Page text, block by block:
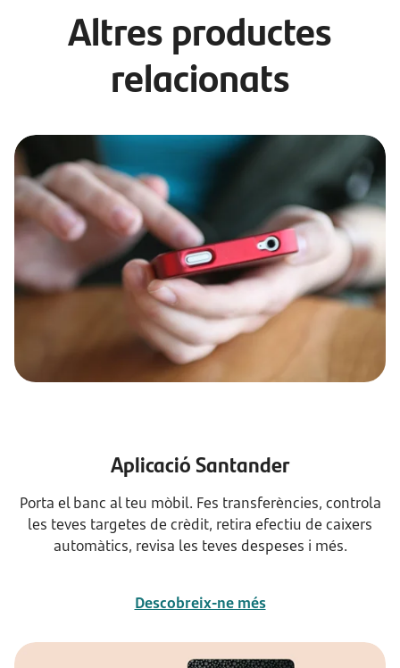
Altres productes
relacionats
Aplicació Santander
Porta el banc al teu mòbil. Fes transferències, controla
les teves targetes de crèdit, retira efectiu de caixers
automàtics, revisa les teves despeses i més.
Descobreix-ne més